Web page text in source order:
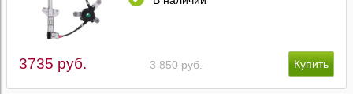
3 850 руб.
3735 руб.